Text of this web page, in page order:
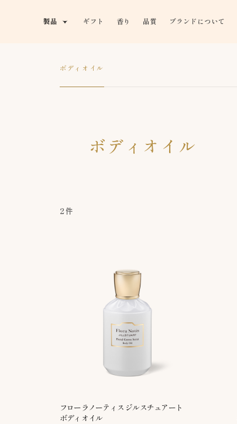
製品 ギフト 香り 品質 ブランドについて
ボディオイル
ボディオイル
2件
フローラノーティス ジルスチュアート
ボディオイル